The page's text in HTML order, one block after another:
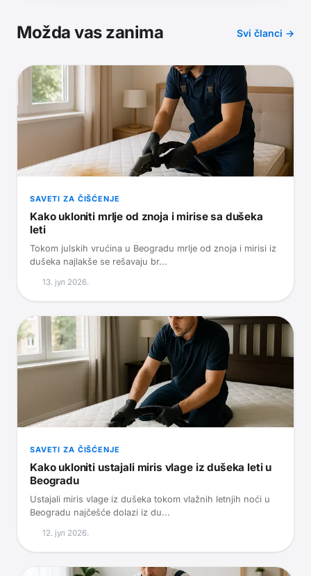
Možda vas zanima Svi članci →
SAVETI ZA ČIŠĆENJE
Kako ukloniti mrlje od znoja i mirise sa dušeka
leti
Tokom julskih vrućina u Beogradu mrlje od znoja i mirisi iz
dušeka najlakše se rešavaju br...
13. јул 2026.
SAVETI ZA ČIŠĆENJE
Kako ukloniti ustajali miris vlage iz dušeka leti u
Beogradu
Ustajali miris vlage iz dušeka tokom vlažnih letnjih noći u
Beogradu najčešće dolazi iz du...
12. јул 2026.